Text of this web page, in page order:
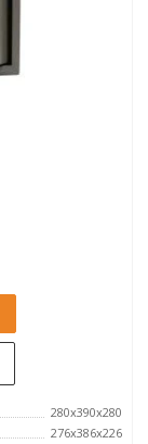
280x390x280
276х386х226